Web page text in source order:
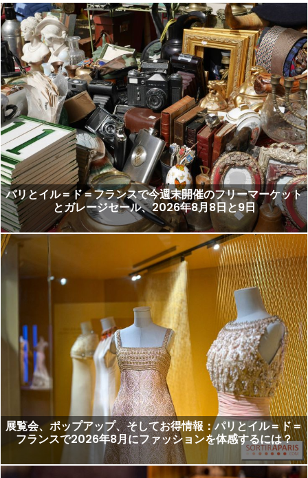
パリとイル＝ド＝フランスで今週末開催のフリーマーケット
とガレージセール、2026年8月8日と9日
展覧会、ポップアップ、そしてお得情報：パリとイル＝ド＝
フランスで2026年8月にファッションを体感するには？